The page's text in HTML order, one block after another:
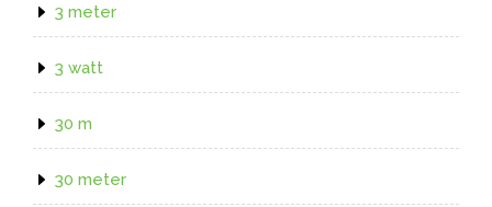
3 meter
3 watt
30 m
30 meter